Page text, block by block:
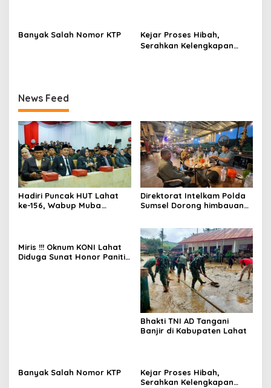
Banyak Salah Nomor KTP
Kejar Proses Hibah,
Serahkan Kelengkapan
News Feed
Hadiri Puncak HUT Lahat
ke-156, Wabup Muba
Direktorat Intelkam Polda
Sumsel Dorong himbauan
Miris !!! Oknum KONI Lahat
Diduga Sunat Honor Panitia
Bhakti TNI AD Tangani
Banjir di Kabupaten Lahat
Banyak Salah Nomor KTP
Kejar Proses Hibah,
Serahkan Kelengkapan